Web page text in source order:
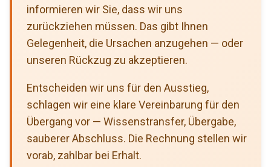
informieren wir Sie, dass wir uns
zurückziehen müssen. Das gibt Ihnen
Gelegenheit, die Ursachen anzugehen — oder
unseren Rückzug zu akzeptieren.
Entscheiden wir uns für den Ausstieg,
schlagen wir eine klare Vereinbarung für den
Übergang vor — Wissenstransfer, Übergabe,
sauberer Abschluss. Die Rechnung stellen wir
vorab, zahlbar bei Erhalt.